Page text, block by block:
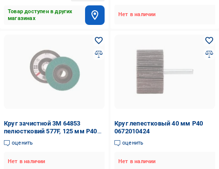
Товар доступен в других
магазинах
Нет в наличии
Круг зачистной 3M 64853
пелюстковий 577F, 125 мм P40
19969
оценить
Нет в наличии
Круг лепестковый 40 мм P40
0672010424
оценить
Нет в наличии